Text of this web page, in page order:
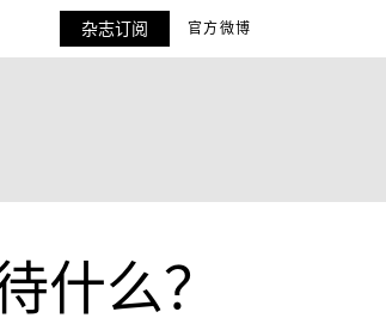
杂志订阅 官方微博
什么？